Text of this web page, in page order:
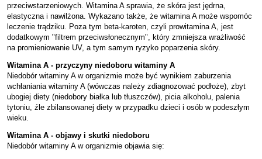
przeciwstarzeniowych. Witamina A sprawia, że skóra jest jędrna,
elastyczna i nawilżona. Wykazano także, że witamina A może wspomóc
leczenie trądziku. Poza tym beta-karoten, czyli prowitamina A, jest
dodatkowym "filtrem przeciwsłonecznym", który zmniejsza wrażliwość
na promieniowanie UV, a tym samym ryzyko poparzenia skóry.
Witamina A - przyczyny niedoboru witaminy A
Niedobór witaminy A w organizmie może być wynikiem zaburzenia
wchłaniania witaminy A (wówczas należy zdiagnozować podłoże), zbyt
ubogiej diety (niedobory białka lub tłuszczów), picia alkoholu, palenia
tytoniu, źle zbilansowanej diety w przypadku dzieci i osób w podeszłym
wieku.
Witamina A - objawy i skutki niedoboru
Niedobór witaminy A w organizmie objawia się: